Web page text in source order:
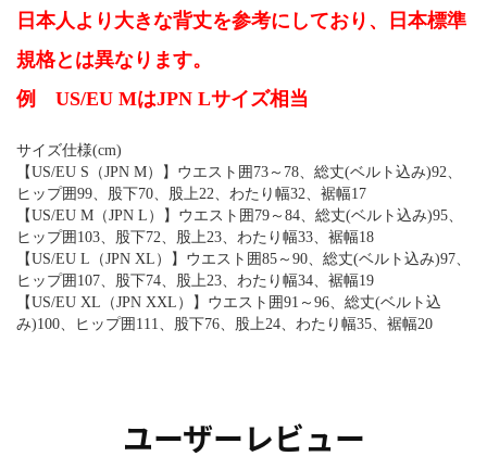
日本人より大きな背丈を参考にしており、日本標準
規格とは異なります。
例 US/EU MはJPN Lサイズ相当
サイズ仕様(cm)
【US/EU S（JPN M）】ウエスト囲73～78、総丈(ベルト込み)92、
ヒップ囲99、股下70、股上22、わたり幅32、裾幅17
【US/EU M（JPN L）】ウエスト囲79～84、総丈(ベルト込み)95、
ヒップ囲103、股下72、股上23、わたり幅33、裾幅18
【US/EU L（JPN XL）】ウエスト囲85～90、総丈(ベルト込み)97、
ヒップ囲107、股下74、股上23、わたり幅34、裾幅19
【US/EU XL（JPN XXL）】ウエスト囲91～96、総丈(ベルト込
み)100、ヒップ囲111、股下76、股上24、わたり幅35、裾幅20
ユーザーレビュー